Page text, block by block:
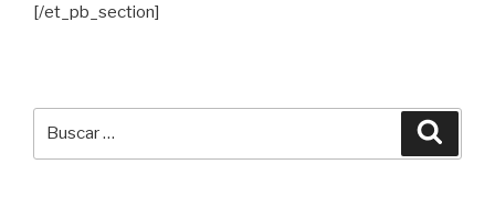
[/et_pb_section]